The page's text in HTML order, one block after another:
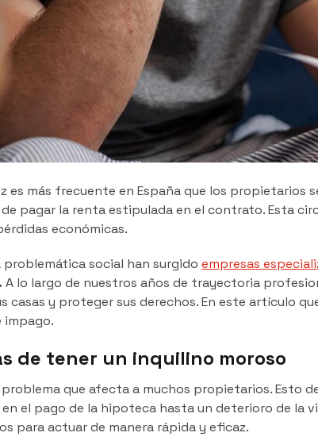
es más frecuente en España que los propietarios
pagar la renta estipulada en el contrato. Esta
económicas.
social han surgidoempresas
A lo largo de nuestros años de trayectoria
casas y proteger sus derechos. En este artículo
impago.
de tener un inquilino moroso
problema que afecta a muchos propietarios. Esto
el pago de la hipoteca hasta un deterioro de la
para actuar de manera rápida y eficaz.